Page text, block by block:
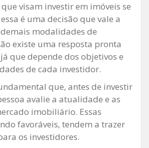
visam investir em imóveis se
é uma decisão que vale a
modalidades de
existe uma resposta pronta
que depende dos objetivos e
de cada investidor.
que, antes de investir
avalie a atualidade e as
imobiliário. Essas
favoráveis, tendem a trazer
os investidores.